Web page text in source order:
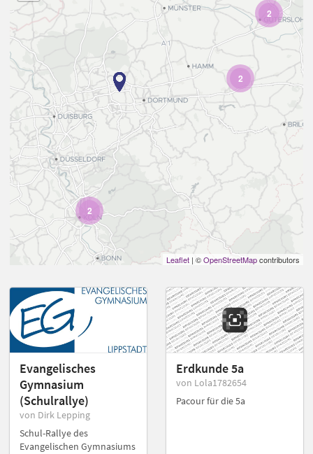
2
2
2
Leaflet | ©OpenStreetMapcontributors
Evangelisches
Gymnasium
(Schulrallye)
von Dirk Lepping
Schul-Rallye des
Evangelischen Gymnasiums
Erdkunde 5a
von Lola1782654
Pacour für die 5a